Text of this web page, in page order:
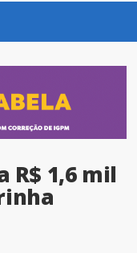
R$ 1,6 mil